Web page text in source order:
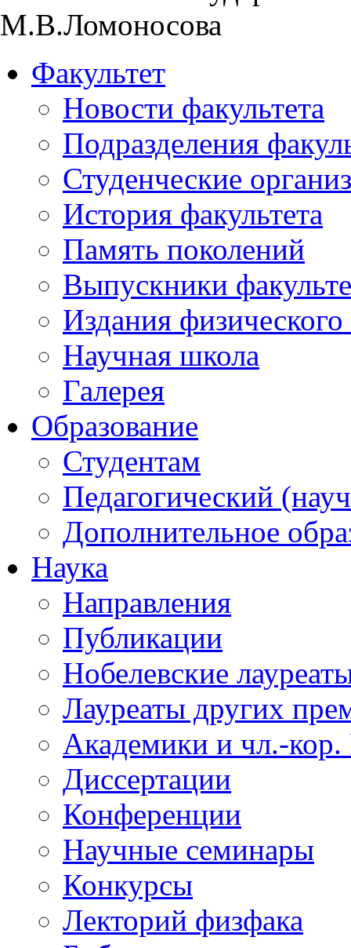
М.В.Ломоносова
Факультет
Новости факультета
Подразделения
Студенческие
История факультета
Память поколений
Выпускники
Издания физического
Научная школа
Галерея
Образование
Студентам
Педагогический
Дополнительное
Наука
Направления
Публикации
Нобелевские
Лауреаты других
Академики и чл.-
Диссертации
Конференции
Научные семинары
Конкурсы
Лекторий физфака